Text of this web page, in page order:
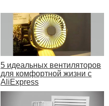
5 идеальных вентиляторов
для комфортной жизни с
AliExpress